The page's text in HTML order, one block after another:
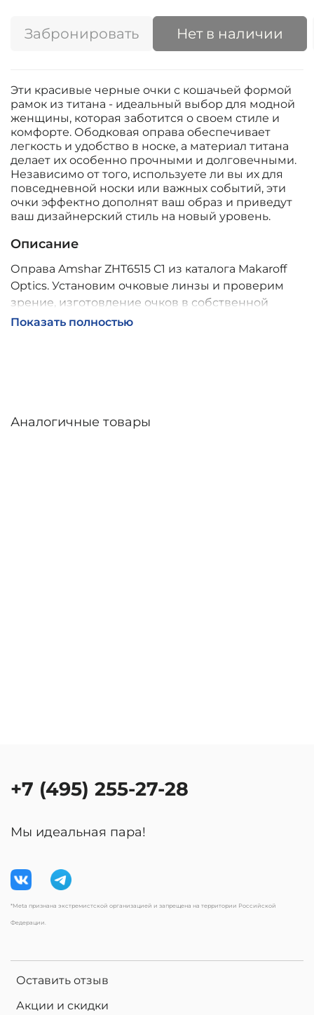
Забронировать Нет в наличии
Эти красивые черные очки с кошачьей формой
рамок из титана - идеальный выбор для модной
женщины, которая заботится о своем стиле и
комфорте. Ободковая оправа обеспечивает
легкость и удобство в носке, а материал титана
делает их особенно прочными и долговечными.
Независимо от того, используете ли вы их для
повседневной носки или важных событий, эти
очки эффектно дополнят ваш образ и приведут
ваш дизайнерский стиль на новый уровень.
Описание
Оправа Amshar ZHT6515 C1 из каталога Makaroff
Optics. Установим очковые линзы и проверим
зрение, изготовление очков в собственной
мастерской, обычно 2–5 дней, индивидуальные
Показать полностью
Аналогичные товары
Оставить отзыв
Акции и скидки
+7 (495) 255-27-28
Мы идеальная пара!
*Meta признана экстремистской организацией и запрещена на территории Российской
Федерации.